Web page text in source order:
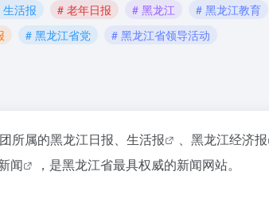
生活报 # 老年日报 # 黑龙江
# 黑龙江教育
# 黑龙江省党
# 黑龙江省领导活动
所属的黑龙江日报、 生活报 、 黑龙江经济报
闻 ，是黑龙江省最具权威的新闻网站。